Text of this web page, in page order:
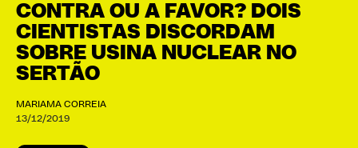
CONTRA OU A FAVOR? DOIS
CIENTISTAS DISCORDAM
SOBRE USINA NUCLEAR NO
SERTÃO
MARIAMA CORREIA
13/12/2019